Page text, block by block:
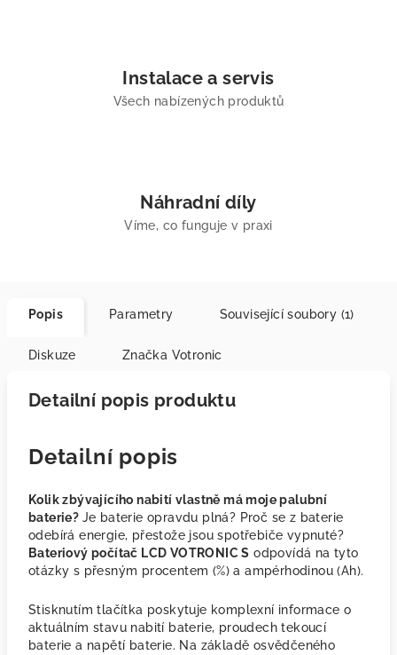
Instalace a servis
Všech nabízených produktů
Náhradní díly
Víme, co funguje v praxi
Popis Parametry Související soubory (1)
Diskuze Značka Votronic
Detailní popis produktu
Detailní popis
Kolik zbývajícího nabití vlastně má moje palubní
baterie? Je baterie opravdu plná? Proč se z baterie
odebírá energie, přestože jsou spotřebiče vypnuté?
Bateriový počítač LCD VOTRONIC S odpovídá na tyto
otázky s přesným procentem (%) a ampérhodinou (Ah).
Stisknutím tlačítka poskytuje komplexní informace o
aktuálním stavu nabití baterie, proudech tekoucí
baterie a napětí baterie. Na základě osvědčeného